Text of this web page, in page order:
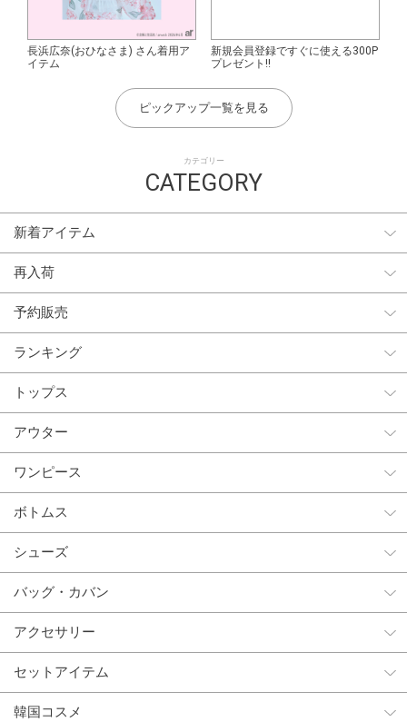
カテゴリー
CATEGORY
新着アイテム
再入荷
予約販売
ランキング
トップス
アウター
ワンピース
ボトムス
シューズ
バッグ・カバン
アクセサリー
セットアイテム
韓国コスメ
長浜広奈(おひなさま) さん着用ア
イテム
新規会員登録ですぐに使える300P
プレゼント!!
ピックアップ一覧を見る